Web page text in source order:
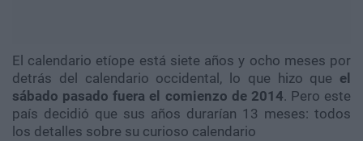
El calendario etíope está siete años y ocho meses por
detrás del calendario occidental, lo que hizo que el
sábado pasado fuera el comienzo de 2014. Pero este
país decidió que sus años durarían 13 meses: todos
los detalles sobre su curioso calendario